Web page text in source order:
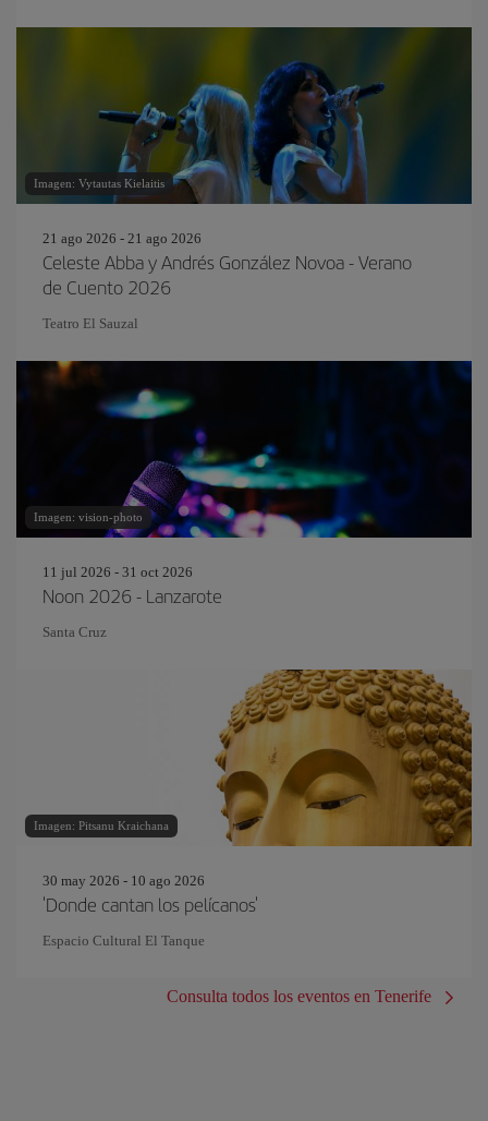
Imagen: Vytautas Kielaitis
21 ago 2026 - 21 ago 2026
Celeste Abba y Andrés González Novoa - Verano
de Cuento 2026
Teatro El Sauzal
Imagen: vision-photo
11 jul 2026 - 31 oct 2026
Noon 2026 - Lanzarote
Santa Cruz
Imagen: Pitsanu Kraichana
30 may 2026 - 10 ago 2026
'Donde cantan los pelícanos'
Espacio Cultural El Tanque
Consulta todos los eventos en Tenerife